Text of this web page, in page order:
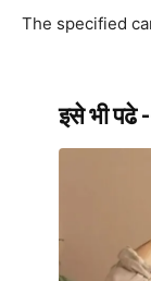
The specified
इसे भी पढे